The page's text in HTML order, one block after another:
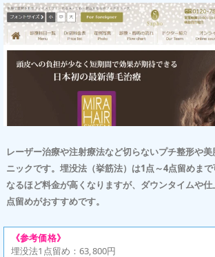
レーザー治療や注射療法など切らないプチ整形や
ニックです。埋没法（挙筋法）は1点～4点留めま
なるほど料金が高くなりますが、ダウンタイムや
点留めがおすすめです。
《参考価格》
埋没法1点留め：63,800円